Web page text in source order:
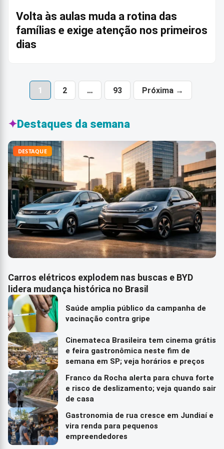
Volta às aulas muda a rotina das
famílias e exige atenção nos primeiros
dias
1 2 … 93 Próxima →
✦Destaques da semana
DESTAQUE
Carros elétricos explodem nas buscas e BYD
lidera mudança histórica no Brasil
Saúde amplia público da campanha de
vacinação contra gripe
Cinemateca Brasileira tem cinema grátis
e feira gastronômica neste fim de
semana em SP; veja horários e preços
Franco da Rocha alerta para chuva forte
e risco de deslizamento; veja quando sair
de casa
Gastronomia de rua cresce em Jundiaí e
vira renda para pequenos
empreendedores